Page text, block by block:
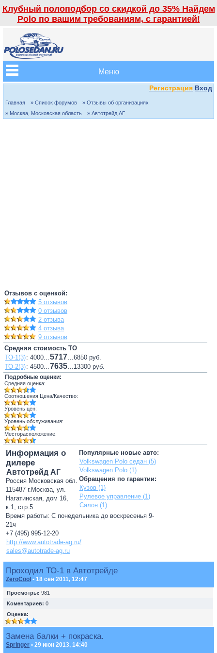
Клубный полоподбор со скидкой до 35% Найдем
Polo по вашим требованиям, с гарантией!
Меню
Регистрация Вход
Главная » Список форумов
» Отзывы об организациях
» Москва, Московская область
» Автотрейд АГ
Отзывов с оценкой:
5 отзывов
0 отзывов
2 отзыва
4 отзыва
9 отзывов
Средняя стоимость ТО
ТО-1(3): 4000...5717...6850 руб.
ТО-2(3): 4500...7635...13300 руб.
Подробные оценки:
Средняя оценка:
Соотношения Цена/Качество:
Уровень цен:
Уровень обслуживания:
Месторасположение:
Популярные новые авто:
Volkswagen Polo седан (5)
Volkswagen Polo (1)
Обращения по гарантии:
Кузов (1)
Рулевое управление (1)
Салон (1)
Информация о
дилере
Автотрейд АГ
Россия Московская обл.
115487 г.Москва, ул.
Нагатинская, дом 16,
к.1, стр.5
Время работы: С понедельника до воскресенья 9-
21ч
+7 (495) 995-12-20
http://www.autotrade-ag.ru/
sales@autotrade-ag.ru
Проходил ТО-1 в Автотрейде
ZeroCool • 18 сен 2011, 12:47
Просмотры: 981
Коментариев: 0
Оценка:
Замена балки + покраска.
Springer • 29 июн 2013, 14:40